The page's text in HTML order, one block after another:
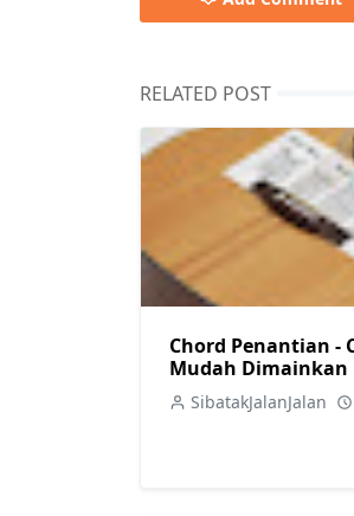
RELATED POST
Chord Penantian -
Mudah Dimainkan
SibatakJalanJalan